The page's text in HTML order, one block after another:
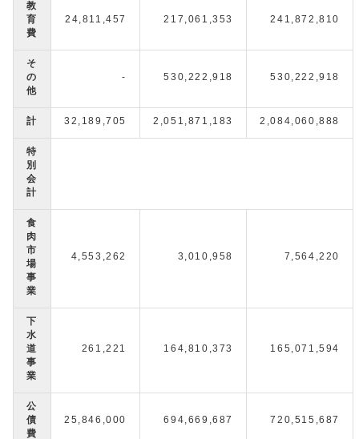
教
育
費
24,811,457 217,061,353 241,872,810
そ
の
他
- 530,222,918 530,222,918
計 32,189,705 2,051,871,183 2,084,060,888
特
別
会
計
食
肉
市
場
事
業
4,553,262 3,010,958 7,564,220
下
水
道
事
業
261,221 164,810,373 165,071,594
公
債
費
25,846,000 694,669,687 720,515,687